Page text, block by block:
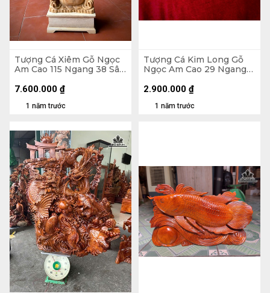
Tượng Cá Xiêm Gỗ Ngọc
Am Cao 115 Ngang 38 Sâu
1 năm trước
7.600.000 ₫
Tượng Cá Kim Long Gỗ
Ngọc Am Cao 29 Ngang
1 năm trước
2.900.000 ₫